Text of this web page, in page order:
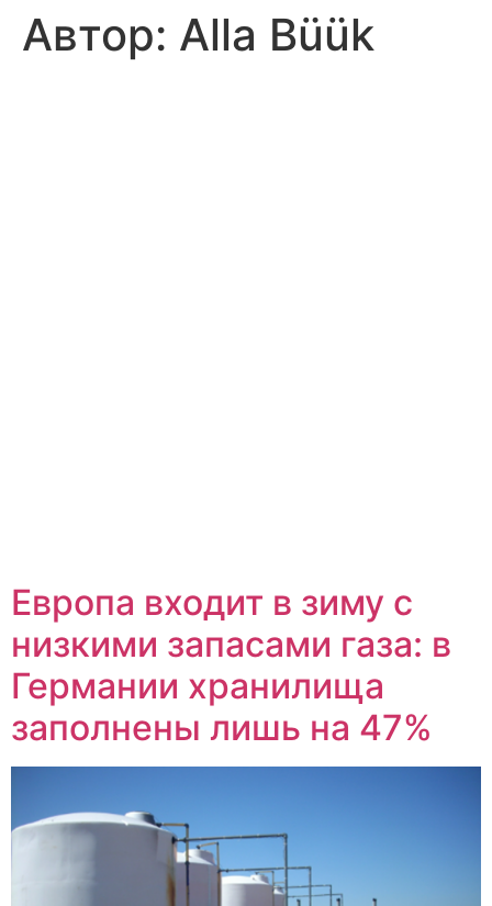
Автор: Alla Büük
Европа входит в зиму с
низкими запасами газа: в
Германии хранилища
заполнены лишь на 47%